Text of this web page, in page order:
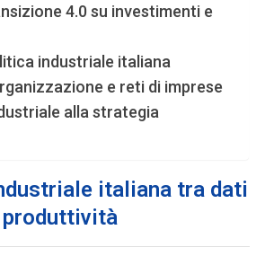
4.0 su investimenti e
industriale italiana
e reti di imprese
alla strategia
italiana tra dati